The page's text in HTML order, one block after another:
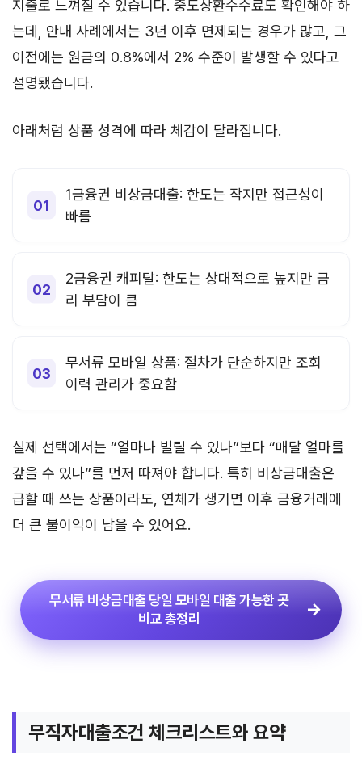
지출로 느껴질 수 있습니다. 중도상환수수료도 확인해야 하
는데, 안내 사례에서는 3년 이후 면제되는 경우가 많고, 그
이전에는 원금의 0.8%에서 2% 수준이 발생할 수 있다고
설명됐습니다.
아래처럼 상품 성격에 따라 체감이 달라집니다.
1금융권 비상금대출: 한도는 작지만 접근성이
빠름
2금융권 캐피탈: 한도는 상대적으로 높지만 금
리 부담이 큼
무서류 모바일 상품: 절차가 단순하지만 조회
이력 관리가 중요함
실제 선택에서는 “얼마나 빌릴 수 있나”보다 “매달 얼마를
갚을 수 있나”를 먼저 따져야 합니다. 특히 비상금대출은
급할 때 쓰는 상품이라도, 연체가 생기면 이후 금융거래에
더 큰 불이익이 남을 수 있어요.
무서류 비상금대출 당일 모바일 대출 가능한 곳
비교 총정리
무직자대출조건 체크리스트와 요약